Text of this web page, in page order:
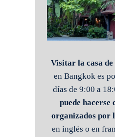
Visitar la casa
en Bangkok es
días de 9:00 a
puede hacerse
organizados por
en inglés o en